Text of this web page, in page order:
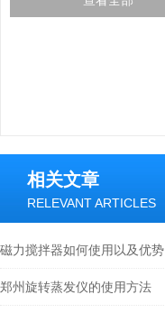
相关文章
RELEVANT ARTICLES
磁力搅拌器如何使用以及优势
郑州旋转蒸发仪的使用方法